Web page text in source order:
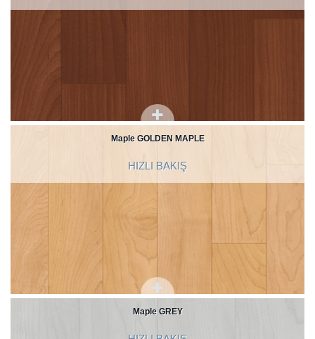
Maple GOLDEN MAPLE
HIZLI BAKIŞ
Maple GREY